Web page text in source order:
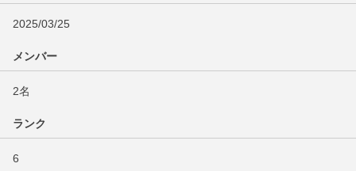
2025/03/25
メンバー
2名
ランク
6